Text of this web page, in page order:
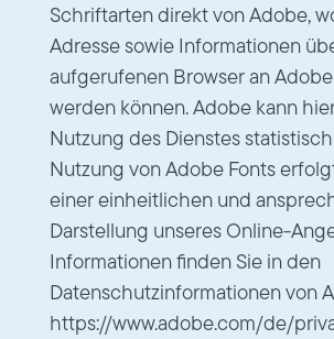
Schriftarten direkt von Adobe,
Adresse sowie Informationen
aufgerufenen Browser an
werden können. Adobe kann
Nutzung des Dienstes
Nutzung von Adobe Fonts
einer einheitlichen und
Darstellung unseres Online-
Informationen finden Sie in den
Datenschutzinformationen von
https://www.adobe.com/de/